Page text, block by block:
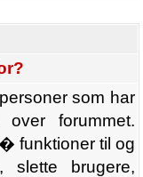
som har
forummet.
funktioner til og
slette brugere,